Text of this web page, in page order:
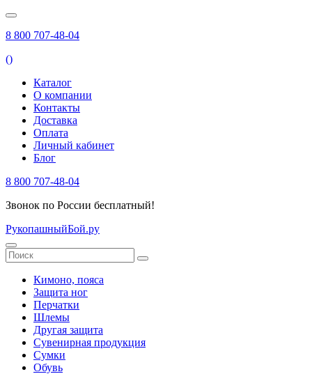
8 800 707-48-04
()
Каталог
О компании
Контакты
Доставка
Оплата
Личный кабинет
Блог
8 800 707-48-04
Звонок по России бесплатный!
РукопашныйБой.ру
Кимоно, пояса
Защита ног
Перчатки
Шлемы
Другая защита
Сувенирная продукция
Сумки
Обувь